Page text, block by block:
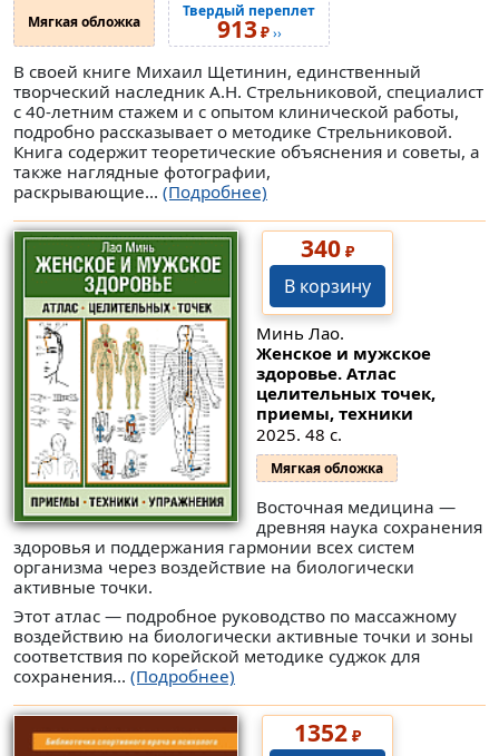
Мягкая обложка
Твердый переплет
913₽››
В своей книге Михаил Щетинин, единственный
творческий наследник А.Н. Стрельниковой, специалист
с 40-летним стажем и с опытом клинической работы,
подробно рассказывает о методике Стрельниковой.
Книга содержит теоретические объяснения и советы, а
также наглядные фотографии,
раскрывающие... (Подробнее)
340₽
В корзину
Минь Лао.
Женское и мужское
здоровье. Атлас
целительных точек,
приемы, техники
2025. 48 с.
Мягкая обложка
Восточная медицина —
древняя наука сохранения
здоровья и поддержания гармонии всех систем
организма через воздействие на биологически
активные точки.
Этот атлас — подробное руководство по массажному
воздействию на биологически активные точки и зоны
соответствия по корейской методике суджок для
сохранения... (Подробнее)
1352₽